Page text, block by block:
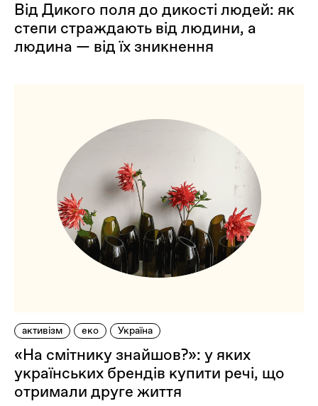
Від Дикого поля до дикості людей: як
степи страждають від людини, а
людина — від їх зникнення
активізм еко Україна
«На смітнику знайшов?»: у яких
українських брендів купити речі, що
отримали друге життя